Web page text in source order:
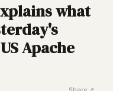
what
Apache